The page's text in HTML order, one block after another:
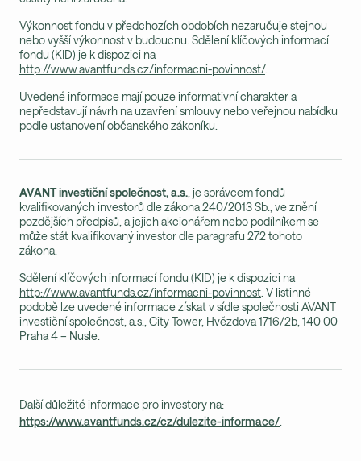
Výkonnost fondu v předchozích obdobích nezaručuje stejnou
nebo vyšší výkonnost v budoucnu. Sdělení klíčových informací
fondu (KID) je k dispozici na
http://www.avantfunds.cz/informacni-povinnost/.
Uvedené informace mají pouze informativní charakter a
nepředstavují návrh na uzavření smlouvy nebo veřejnou nabídku
podle ustanovení občanského zákoníku.
AVANT investiční společnost, a.s. , je správcem fondů
kvalifikovaných investorů dle zákona 240/2013 Sb., ve znění
pozdějších předpisů, a jejich akcionářem nebo podílníkem se
může stát kvalifikovaný investor dle paragrafu 272 tohoto
zákona.
Sdělení klíčových informací fondu (KID) je k dispozici na
http://www.avantfunds.cz/informacni-povinnost . V listinné
podobě lze uvedené informace získat v sídle společnosti AVANT
investiční společnost, a.s., City Tower, Hvězdova 1716/2b, 140 00
Praha 4 – Nusle.
Další důležité informace pro investory na:
https://www.avantfunds.cz/cz/dulezite-informace/